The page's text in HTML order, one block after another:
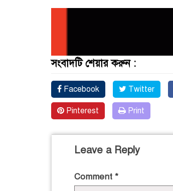
সংবাদটি শেয়ার করুন :
Facebook Twitter
Pinterest Print
Leave a Reply
Comment *